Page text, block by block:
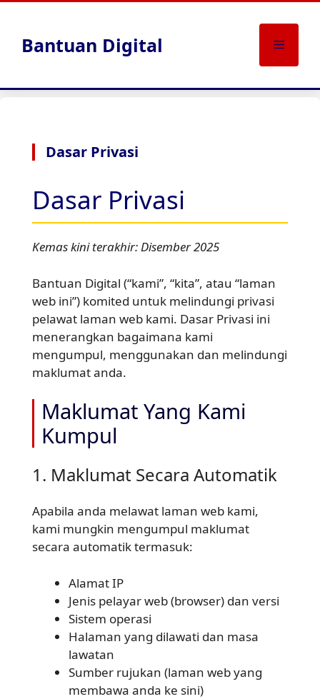
contentBantuan Digital Menu
Dasar Privasi
Dasar Privasi
Kemas kini terakhir: Disember 2025
Bantuan Digital (“kami”, “kita”, atau “laman
web ini”) komited untuk melindungi privasi
pelawat laman web kami. Dasar Privasi ini
menerangkan bagaimana kami
mengumpul, menggunakan dan melindungi
maklumat anda.
Maklumat Yang Kami
Kumpul
1. Maklumat Secara Automatik
Apabila anda melawat laman web kami,
kami mungkin mengumpul maklumat
secara automatik termasuk:
Alamat IP
Jenis pelayar web (browser) dan versi
Sistem operasi
Halaman yang dilawati dan masa
lawatan
Sumber rujukan (laman web yang
membawa anda ke sini)